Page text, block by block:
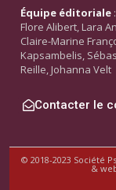
Équipe éditoriale
Flore Alibert, Lara
Claire-Marine
Kapsambelis,
Reille, Johanna Velt
Contacter le
© 2018-2023 Société
&